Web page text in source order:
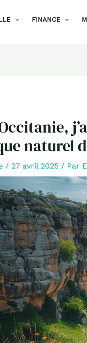
FINANCE
naturel
/ 27 avril 2025 / Par